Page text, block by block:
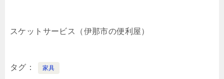
スケットサービス（伊那市の便利屋）
タグ 家具